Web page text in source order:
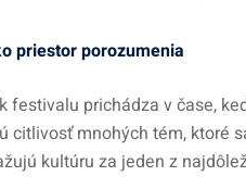
priestor porozumenia
festivalu prichádza v čase,
citlivosť mnohých tém, ktoré
kultúru za jeden z